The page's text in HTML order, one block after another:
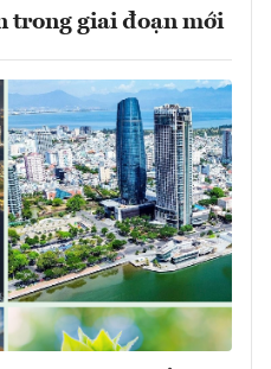
trong giai đoạn mới